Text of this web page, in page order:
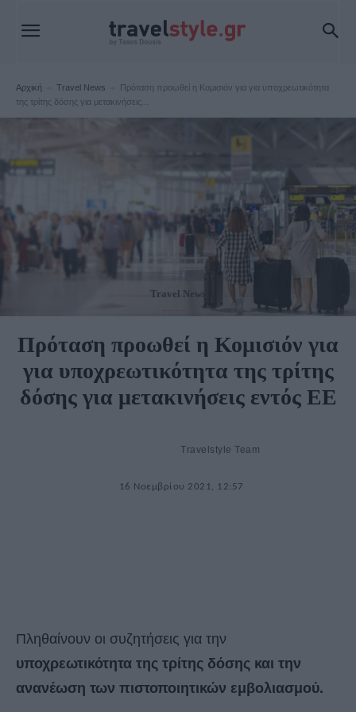
Αρχική Travel News
Πρόταση προωθεί η Κομισιόν για για υποχρεωτικότητα
της τρίτης δόσης για μετακινήσεις...
Travel News
Πρόταση προωθεί η Κομισιόν για
για υποχρεωτικότητα της τρίτης
δόσης για μετακινήσεις εντός ΕΕ
Travelstyle Team
16 Νοεμβρίου 2021, 12:57
Πληθαίνουν οι συζητήσεις για την
υποχρεωτικότητα της τρίτης δόσης και την
ανανέωση των πιστοποιητικών εμβολιασμού.